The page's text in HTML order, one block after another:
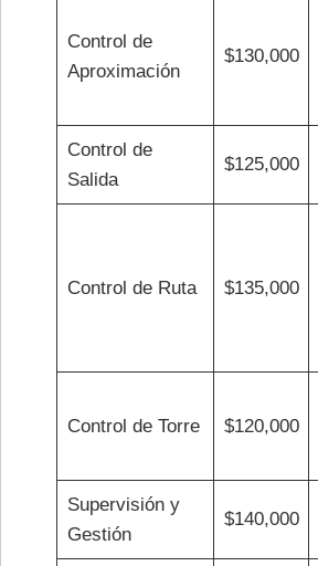
Control de
Aproximación
$130,000
Control de
Salida
$125,000
Control de Ruta $135,000
Control de Torre $120,000
Supervisión y
Gestión
$140,000